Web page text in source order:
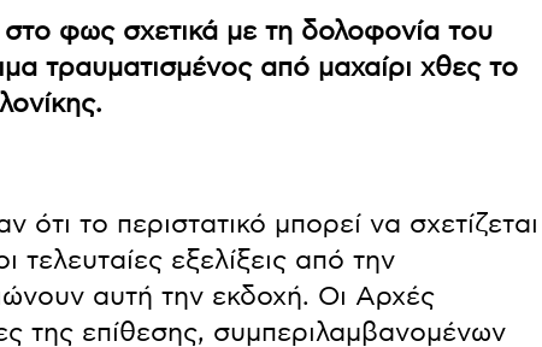
στο φως σχετικά με τη δολοφονία του
τραυματισμένος από μαχαίρι χθες το
το περιστατικό μπορεί να σχετίζεται
εξελίξεις από την
αυτή την εκδοχή. Οι Αρχές
της επίθεσης, συμπεριλαμβανομένων